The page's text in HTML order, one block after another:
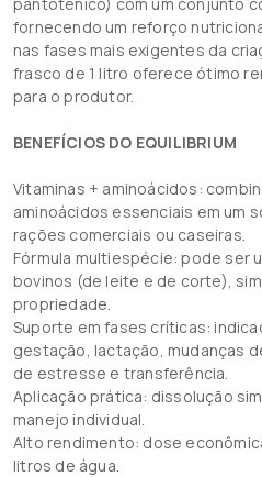
fornecendo um reforço
nas fases mais exigentes da
frasco de 1 litro oferece ótimo
para o produtor.
BENEFÍCIOS DO EQUILIBRIUM
Vitaminas + aminoácidos:
aminoácidos essenciais em um
rações comerciais ou caseiras.
Fórmula multiespécie: pode ser
bovinos (de leite e de corte),
propriedade.
Suporte em fases críticas:
gestação, lactação, mudanças
de estresse e transferência.
Aplicação prática: dissolução
manejo individual.
Alto rendimento: dose
litros de água.